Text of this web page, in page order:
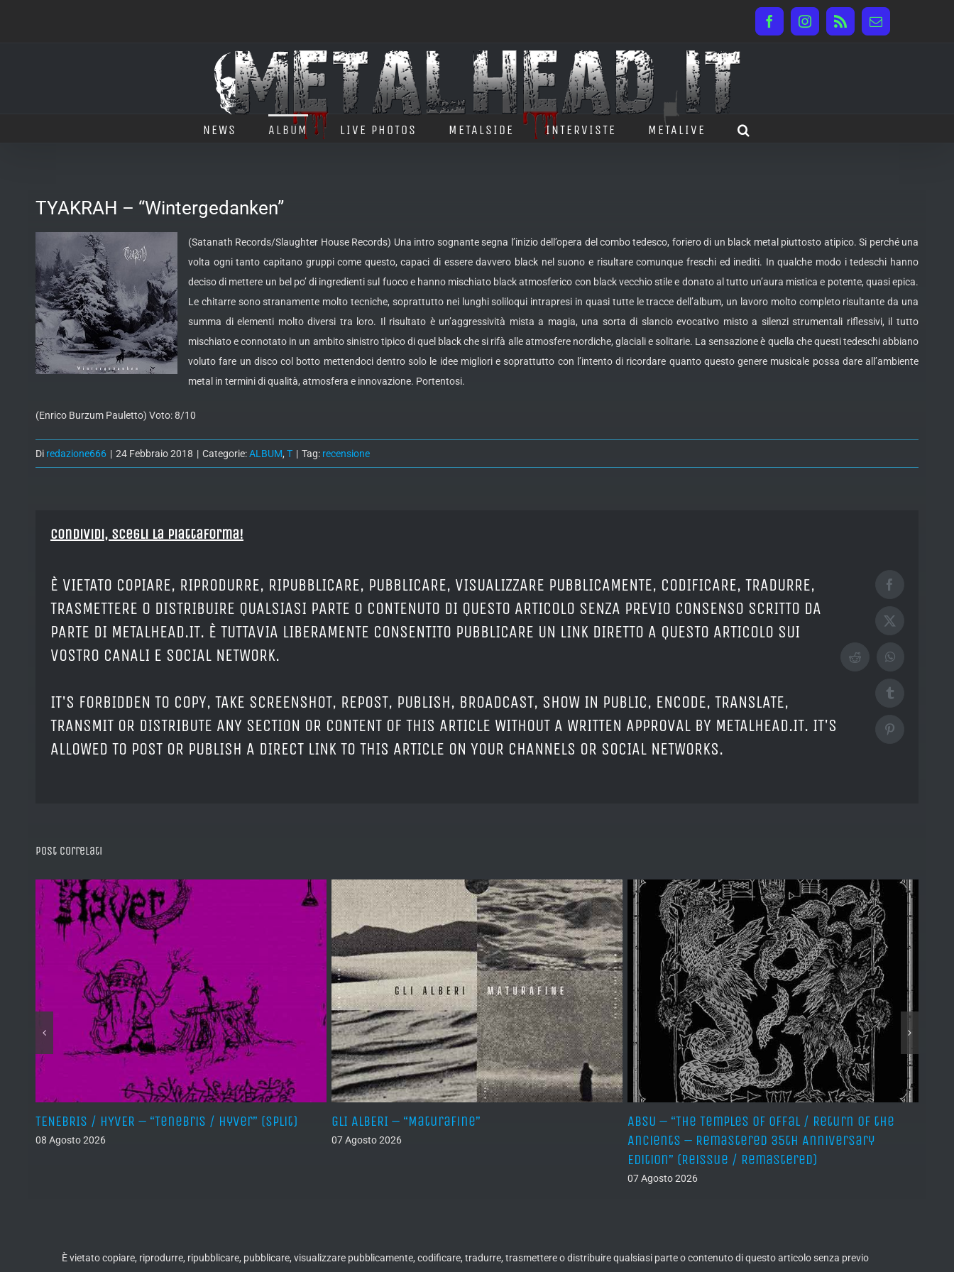
FacebookInstagram
Rss Email
NEWS ALBUM LIVE PHOTOS METALSIDE INTERVISTE METALIVE
TYAKRAH – “Wintergedanken”
(Satanath Records/Slaughter House Records) Una intro sognante segna l’inizio dell’opera del combo tedesco, foriero di un black metal piuttosto atipico. Si perché una
volta ogni tanto capitano gruppi come questo, capaci di essere davvero black nel suono e risultare comunque freschi ed inediti. In qualche modo i tedeschi hanno
deciso di mettere un bel po’ di ingredienti sul fuoco e hanno mischiato black atmosferico con black vecchio stile e donato al tutto un’aura mistica e potente, quasi epica.
Le chitarre sono stranamente molto tecniche, soprattutto nei lunghi soliloqui intrapresi in quasi tutte le tracce dell’album, un lavoro molto completo risultante da una
summa di elementi molto diversi tra loro. Il risultato è un’aggressività mista a magia, una sorta di slancio evocativo misto a silenzi strumentali riflessivi, il tutto
mischiato e connotato in un ambito sinistro tipico di quel black che si rifà alle atmosfere nordiche, glaciali e solitarie. La sensazione è quella che questi tedeschi abbiano
voluto fare un disco col botto mettendoci dentro solo le idee migliori e soprattutto con l’intento di ricordare quanto questo genere musicale possa dare all’ambiente
metal in termini di qualità, atmosfera e innovazione. Portentosi.
(Enrico Burzum Pauletto) Voto: 8/10
Di redazione666 | 24 Febbraio 2018 | Categorie:ALBUM, T | Tag: recensione
Condividi, Scegli la piattaforma!
È VIETATO COPIARE, RIPRODURRE, RIPUBBLICARE, PUBBLICARE, VISUALIZZARE PUBBLICAMENTE, CODIFICARE, TRADURRE,
TRASMETTERE O DISTRIBUIRE QUALSIASI PARTE O CONTENUTO DI QUESTO ARTICOLO SENZA PREVIO CONSENSO SCRITTO DA
PARTE DI METALHEAD.IT. È TUTTAVIA LIBERAMENTE CONSENTITO PUBBLICARE UN LINK DIRETTO A QUESTO ARTICOLO SUI
VOSTRO CANALI E SOCIAL NETWORK.
IT'S FORBIDDEN TO COPY, TAKE SCREENSHOT, REPOST, PUBLISH, BROADCAST, SHOW IN PUBLIC, ENCODE, TRANSLATE,
TRANSMIT OR DISTRIBUTE ANY SECTION OR CONTENT OF THIS ARTICLE WITHOUT A WRITTEN APPROVAL BY METALHEAD.IT. IT'S
ALLOWED TO POST OR PUBLISH A DIRECT LINK TO THIS ARTICLE ON YOUR CHANNELS OR SOCIAL NETWORKS.
Facebook
X
RedditWhatsApp
Tumblr
Pinterest
Post correlati
TENEBRIS / HYVER – “Tenebris / Hyver” (Split)
08 Agosto 2026
GLI ALBERI – “Maturafine”
07 Agosto 2026
ABSU – “The Temples of Offal / Return of the
Ancients – Remastered 35th Anniversary
Edition” (Reissue / Remastered)
07 Agosto 2026
È vietato copiare, riprodurre, ripubblicare, pubblicare, visualizzare pubblicamente, codificare, tradurre, trasmettere o distribuire qualsiasi parte o contenuto di questo articolo senza previo